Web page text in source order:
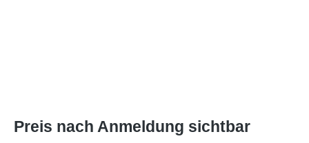
Preis nach Anmeldung sichtbar